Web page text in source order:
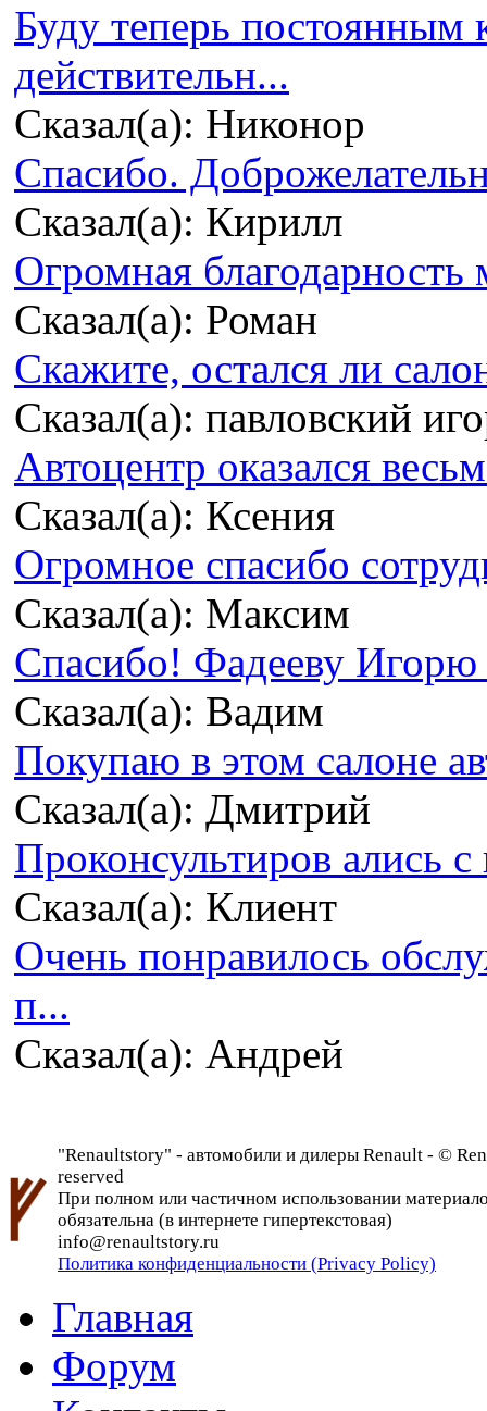
Буду теперь
действительн...
Сказал(а): Никонор
Спасибо.
Сказал(а): Кирилл
Огромная благодарность
Сказал(а): Роман
Скажите, остался ли
Сказал(а): павловский
Автоцентр оказался
Сказал(а): Ксения
Огромное спасибо
Сказал(а): Максим
Спасибо! Фадееву Игорю
Сказал(а): Вадим
Покупаю в этом салоне
Сказал(а): Дмитрий
Проконсультиров ались
Сказал(а): Клиент
Очень понравилось
п...
Сказал(а): Андрей
"Renaultstory" - автомобили и дилеры Renault - ©
reserved
При полном или частичном использовании
обязательна (в интернете гипертекстовая)
info@renaultstory.ru
Политика конфиденциальности (Privacy Policy)
Главная
Форум